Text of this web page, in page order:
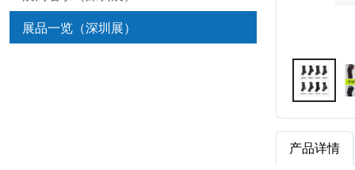
展品一览（深圳展）
产品详情